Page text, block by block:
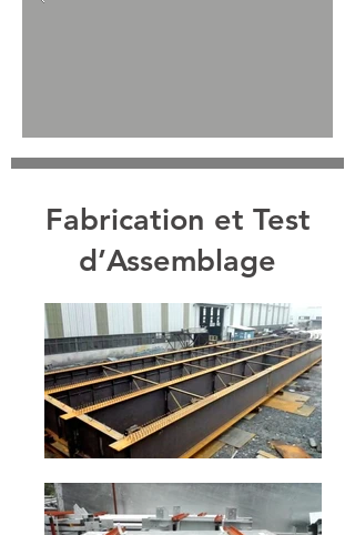
Fabrication et Test
d’Assemblage